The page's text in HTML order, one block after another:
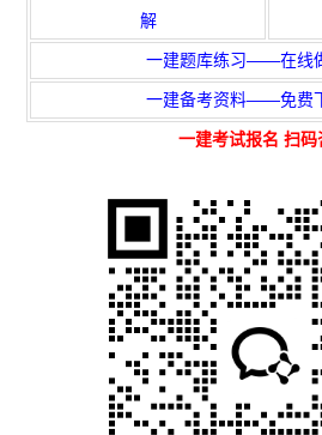
解
一建题库练习——在线
一建备考资料——免费
一建考试报名 扫码